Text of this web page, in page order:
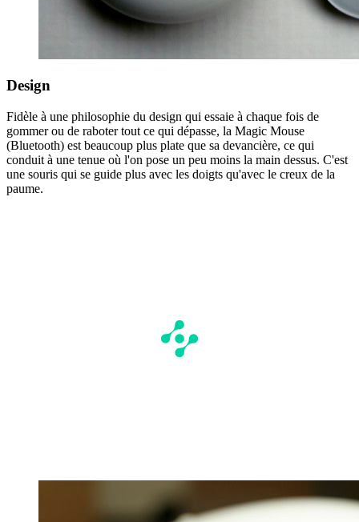
Design
Fidèle à une philosophie du design qui essaie à chaque fois de
gommer ou de raboter tout ce qui dépasse, la Magic Mouse
(Bluetooth) est beaucoup plus plate que sa devancière, ce qui
conduit à une tenue où l'on pose un peu moins la main dessus. C'est
une souris qui se guide plus avec les doigts qu'avec le creux de la
paume.